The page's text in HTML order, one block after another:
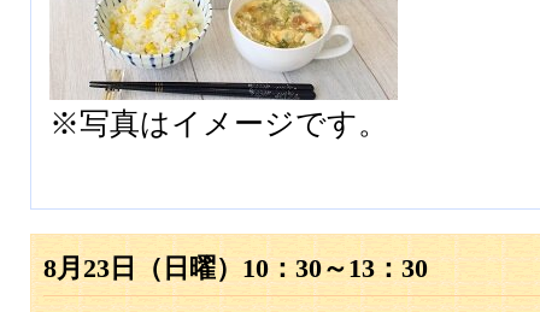
※写真はイメージです。
8月23日（日曜）10：30～13：30